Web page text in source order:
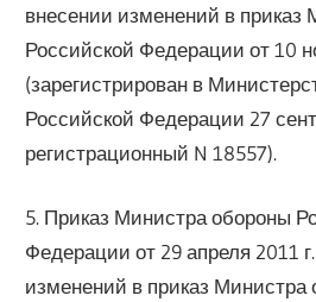
внесении изменений в приказ
Российской Федерации от 10
(зарегистрирован в
Российской Федерации 27
регистрационный N 18557).
5. Приказ Министра обороны
Федерации от 29 апреля 2011
изменений в приказ Министра